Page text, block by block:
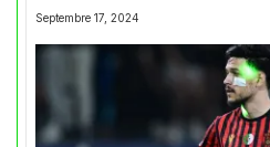
Septembre 17, 2024